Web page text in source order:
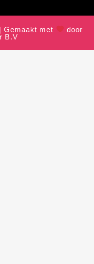
Gemaakt met
door
B.V